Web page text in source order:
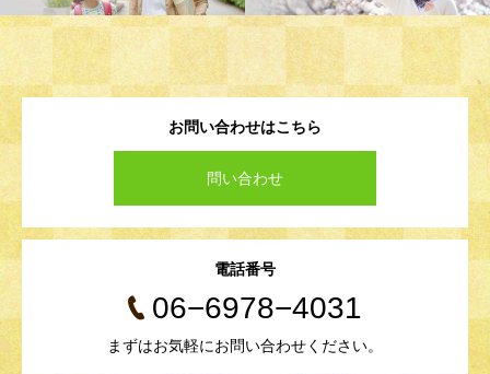
お問い合わせはこちら
問い合わせ
電話番号
06−6978−4031
まずはお気軽にお問い合わせください。